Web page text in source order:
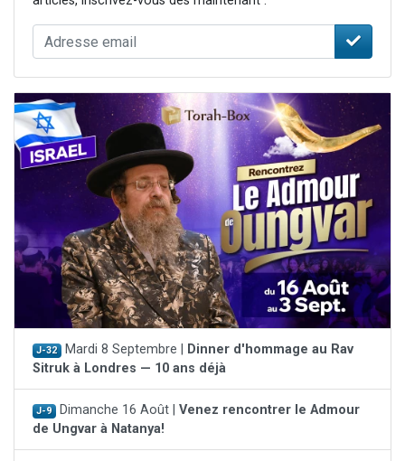
J-32 Mardi 8 Septembre |
Dinner d'hommage au Rav
Sitruk à Londres — 10 ans déjà
J-9 Dimanche 16 Août | Venez rencontrer le Admour
de Ungvar à Natanya!